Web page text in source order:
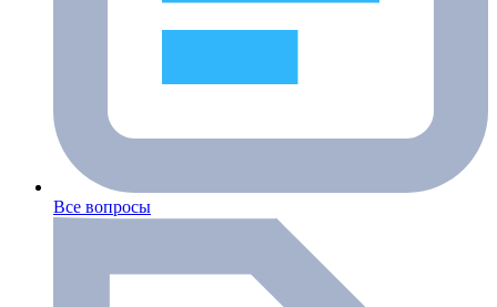
Все вопросы